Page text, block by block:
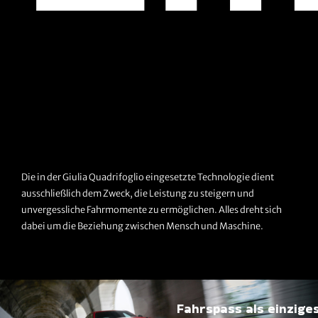
Die in der Giulia Quadrifoglio eingesetzte Technologie dient
ausschließlich dem Zweck, die Leistung zu steigern und
unvergessliche Fahrmomente zu ermöglichen. Alles dreht sich
dabei um die Beziehung zwischen Mensch und Maschine.
Fahrspass als